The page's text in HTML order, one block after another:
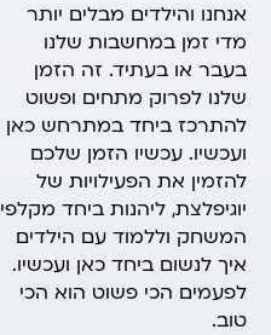
אנחנו והילדים מבלים יותר
מדי זמן במחשבות שלנו
בעבר או בעתיד. זה הזמן
שלנו לפרוק מתחים ופשוט
להתרכז ביחד במתרחש כאן
ועכשיו. עכשיו הזמן שלכם
להזמין את הפעילויות של
יוגיפלצת, ליהנות ביחד מקלפי
המשחק וללמוד עם הילדים
איך לנשום ביחד כאן ועכשיו.
לפעמים הכי פשוט הוא הכי
טוב.